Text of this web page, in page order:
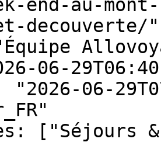
end-au-
decouverte/"
06-
06-
["Séjours